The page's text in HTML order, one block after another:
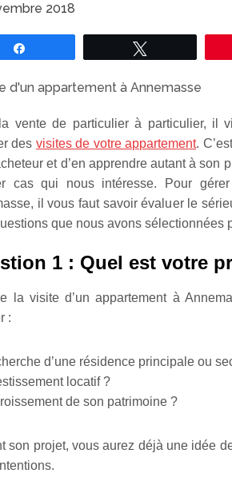
2018
vente de particulier à particulier, il
des visites de votre appartement.
et d’en apprendre autant à son
cas qui nous intéresse. Pour
il vous faut savoir évaluer le
que nous avons sélectionnées
1 : Quel est votre
la visite d’un appartement à
:
d’une résidence principale ou
locatif ?
de son patrimoine ?
son projet, vous aurez déjà une idée